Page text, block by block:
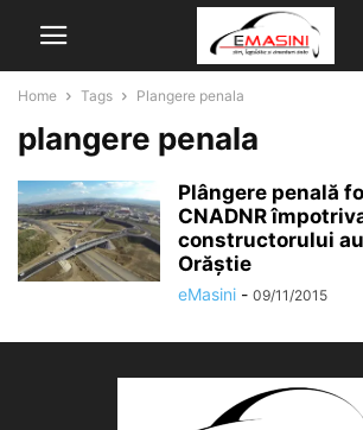
Home Tags Plangere penala
plangere penala
Plângere penală
CNADNR
constructorului
Orăștie
eMasini - 09/11/2015